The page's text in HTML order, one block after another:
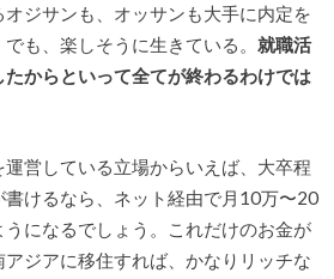
ジサンも、オッサンも大手に内定を
も、楽しそうに生きている。 就職活
からといって全てが終わるわけでは
営している立場からいえば、大卒程
書けるなら、ネット経由で月10万〜20
になるでしょう。これだけのお金が
ジアに移住すれば、かなりリッチな